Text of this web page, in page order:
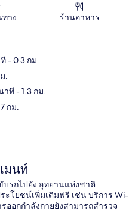
นที่
ทาง ร้านอาหาร
- 0.3 กม.
.
าที- 1.3 กม.
กม.
มนท์
รถไปยัง อุทยานแห่งชาติ
ะโยชน์เพิ่มเติมฟรี เช่น บริการ Wi-
อกกำลังกายยังสามารถสำรวจ